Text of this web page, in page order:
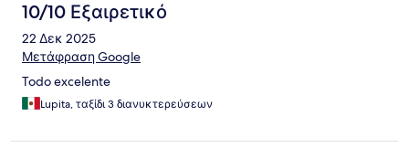
10/10 Εξαιρετικό
22 Δεκ 2025
Μετάφραση Google
Todo excelente
Lupita, ταξίδι 3 διανυκτερεύσεων